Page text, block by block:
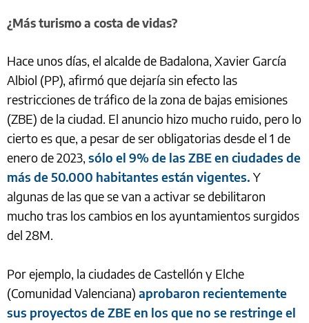
¿Más turismo a costa de vidas?
Hace unos días, el alcalde de Badalona, Xavier García
Albiol (PP), afirmó que dejaría sin efecto las
restricciones de tráfico de la zona de bajas emisiones
(ZBE) de la ciudad. El anuncio hizo mucho ruido, pero lo
cierto es que, a pesar de ser obligatorias desde el 1 de
enero de 2023, sólo el 9% de las ZBE en ciudades de
más de 50.000 habitantes están vigentes. Y
algunas de las que se van a activar se debilitaron
mucho tras los cambios en los ayuntamientos surgidos
del 28M.
Por ejemplo, la ciudades de Castellón y Elche
(Comunidad Valenciana) aprobaron recientemente
sus proyectos de ZBE en los que no se restringe el